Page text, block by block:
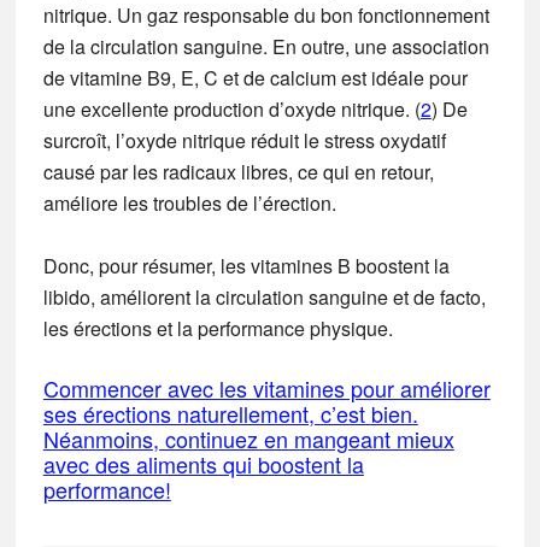
nitrique. Un gaz responsable du bon fonctionnement
de la circulation sanguine. En outre, une association
de vitamine B9, E, C et de calcium est idéale pour
une excellente production d’oxyde nitrique. (2) De
surcroît, l’oxyde nitrique réduit le stress oxydatif
causé par les radicaux libres, ce qui en retour,
améliore les troubles de l’érection.
Donc, pour résumer, les vitamines B boostent la
libido, améliorent la circulation sanguine et de facto,
les érections et la performance physique.
Commencer avec les vitamines pour améliorer
ses érections naturellement, c’est bien.
Néanmoins, continuez en mangeant mieux
avec des aliments qui boostent la
performance!